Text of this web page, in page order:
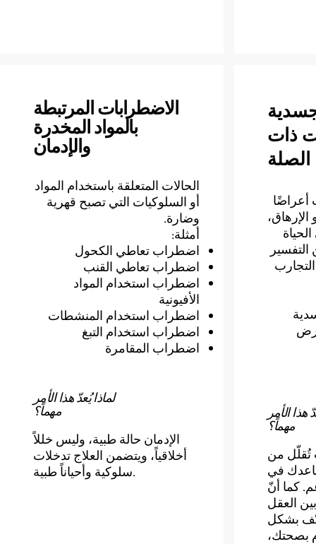
الاضطرابات المرتبطة
بالمواد المخدرة
والإدمان
الحالات المتعلقة باستخدام المواد
أو السلوكيات التي تصبح قهرية
وضارة.
أمثلة:
اضطراب تعاطي الكحول
اضطراب تعاطي القنب
اضطراب استخدام المواد
الأفيونية
اضطراب استخدام المنشطات
اضطراب استخدام التبغ
اضطراب المقامرة
لماذا يُعدّ هذا الأمر
مهماً؟
الإدمان حالة طبية، وليس خللاً
أخلاقياً، ويتضمن العلاج تدخلات
سلوكية وأحياناً طبية.
ذات
الصلة
أعراضًا
هذا الأمر
مهماً؟
تُقلّل من
في
كما أنّ
العقل
بشكل
بصحتك،